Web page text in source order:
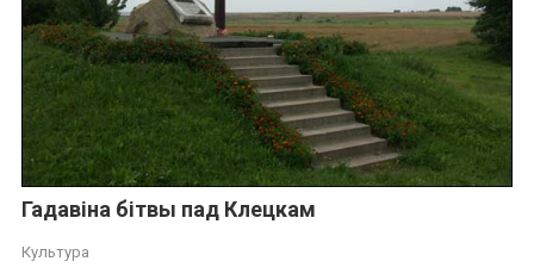
Гадавіна бітвы пад Клецкам
Культура